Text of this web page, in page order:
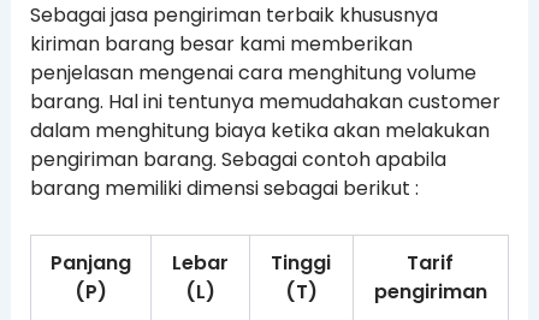
Sebagai jasa pengiriman terbaik khususnya
kiriman barang besar kami memberikan
penjelasan mengenai cara menghitung volume
barang. Hal ini tentunya memudahakan customer
dalam menghitung biaya ketika akan melakukan
pengiriman barang. Sebagai contoh apabila
barang memiliki dimensi sebagai berikut :
Panjang
(P)
Lebar
(L)
Tinggi
(T)
Tarif
pengiriman